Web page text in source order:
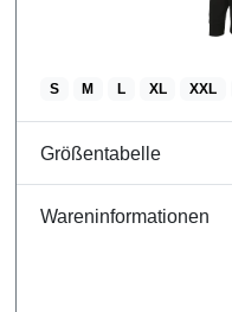
S M L XL XXL
Größentabelle
Wareninformationen